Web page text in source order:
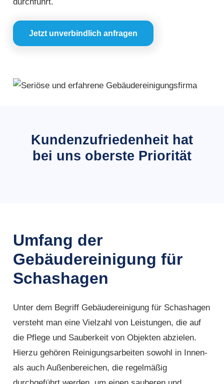
Jetzt unverbindlich anfragen
Kundenzufriedenheit hat
bei uns oberste Priorität
Umfang der
Gebäudereinigung für
Schashagen
Unter dem Begriff Gebäudereinigung für Schashagen
versteht man eine Vielzahl von Leistungen, die auf
die Pflege und Sauberkeit von Objekten abzielen.
Hierzu gehören Reinigungsarbeiten sowohl in Innen-
als auch Außenbereichen, die regelmäßig